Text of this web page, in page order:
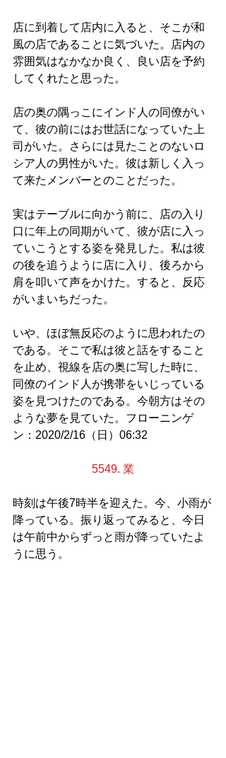
店に到着して店内に入ると、そこが和
風の店であることに気づいた。店内の
雰囲気はなかなか良く、良い店を予約
してくれたと思った。
店の奥の隅っこにインド人の同僚がい
て、彼の前にはお世話になっていた上
司がいた。さらには見たことのないロ
シア人の男性がいた。彼は新しく入っ
て来たメンバーとのことだった。
実はテーブルに向かう前に、店の入り
口に年上の同期がいて、彼が店に入っ
ていこうとする姿を発見した。私は彼
の後を追うように店に入り、後ろから
肩を叩いて声をかけた。すると、反応
がいまいちだった。
いや、ほぼ無反応のように思われたの
である。そこで私は彼と話をすること
を止め、視線を店の奥に写した時に、
同僚のインド人が携帯をいじっている
姿を見つけたのである。今朝方はその
ような夢を見ていた。フローニンゲ
ン：2020/2/16（日）06:32
5549. 業
時刻は午後7時半を迎えた。今、小雨が
降っている。振り返ってみると、今日
は午前中からずっと雨が降っていたよ
うに思う。